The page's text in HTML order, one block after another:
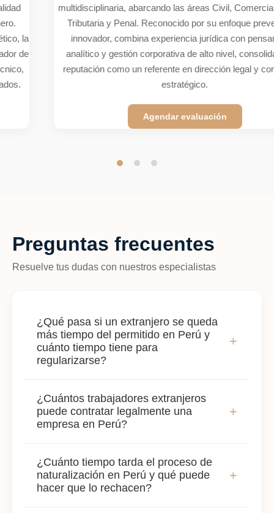
multidisciplinaria, abarcando las áreas Civil, Comercial, Laboral,
Tributaria y Penal. Reconocido por su enfoque preventivo e
innovador, combina experiencia jurídica con pensamiento
analítico y gestión corporativa de alto nivel, consolidando su
reputación como un referente en dirección legal y compliance
Agendar evaluación
Preguntas frecuentes
Resuelve tus dudas con nuestros especialistas
¿Qué pasa si un extranjero se queda
más tiempo del permitido en Perú y
cuánto tiempo tiene para
regularizarse?
+
Migraciones puede imponerle una multa,
cancelar su calidad migratoria o aplicar un
impedimento de salida. Los plazos para
algunos casos existen ventanas de
regularización extraordinaria con beneficios,
pero son temporales. Actuar antes de que
¿Cuántos trabajadores extranjeros
puede contratar legalmente una
empresa en Perú?
+
sobre el total de trabajadores para el personal
extranjero, y su remuneración no puede
superar el 30% del total de la planilla. Sin
¿Cuánto tiempo tarda el proceso de
naturalización en Perú y qué puede
hacer que lo rechacen?
+